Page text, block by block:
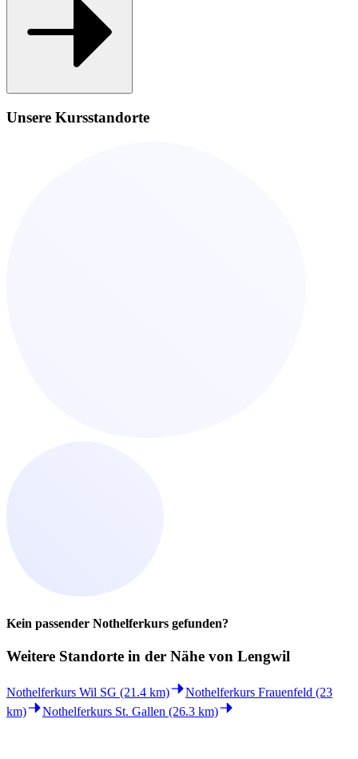
Unsere Kursstandorte
Kein passender Nothelferkurs gefunden?
Weitere Standorte in der Nähe von Lengwil
Nothelferkurs Wil SG (21.4 km)
Nothelferkurs Frauenfeld (23
km)
Nothelferkurs St. Gallen (26.3 km)